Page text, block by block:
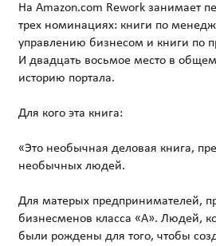
На Аmazon.com Rework занимает
трех номинациях: книги по
управлению бизнесом и книги по
И двадцать восьмое место в
историю портала.
Для кого эта книга:
«Это необычная деловая книга,
необычных людей.
Для матерых предпринимателей,
бизнесменов класса «А». Людей,
были рождены для того, чтобы